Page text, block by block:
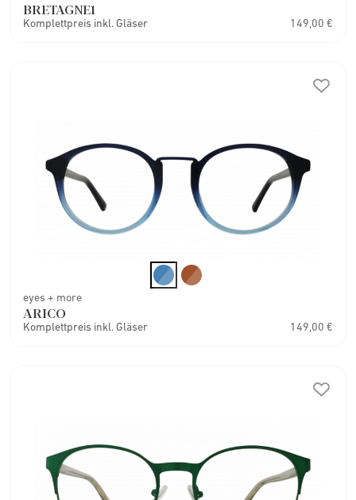
BRETAGNE1
Komplettpreis inkl. Gläser 149,00 €
eyes + more
ARICO
Komplettpreis inkl. Gläser 149,00 €